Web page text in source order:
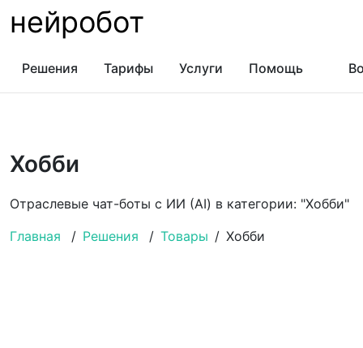
нейробот
Решения Тарифы Услуги Помощь
Хобби
Отраслевые чат-боты с ИИ (AI) в категории: "Хобби"
Главная
/ Решения / Товары / Хобби